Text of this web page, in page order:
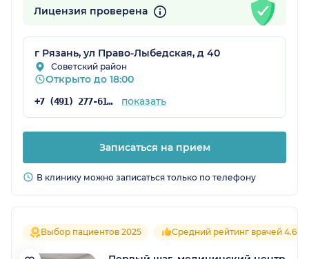
Лицензия проверена
г Рязань, ул Право-Лыбедская, д 40
Советский район
Открыто до 18:00
+7 (491) 277-61-52 показать
Записаться на прием
В клинику можно записаться только по телефону
Выбор пациентов 2025 Средний рейтинг врачей 4.6